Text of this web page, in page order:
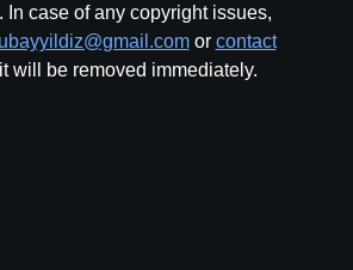
In case of any copyright issues,
or contact
will be removed immediately.